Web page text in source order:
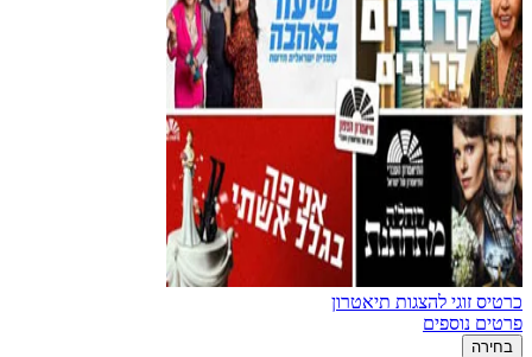
כרטיס זוגי להצגות תיאטרון
פרטים נוספים
בחירה